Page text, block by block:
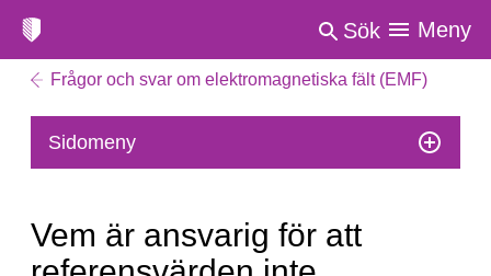
Sök Meny
Frågor och svar om elektromagnetiska fält (EMF)
Sidomeny
Vem är ansvarig för att